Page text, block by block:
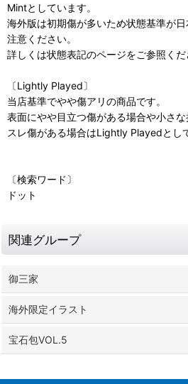
Mintとしています。
海外版は初期傷が多いため状態基準が
注意ください。
詳しくは状態表記のページをご参照くだ
〔Lightly Played〕
当店基準でやや傷アリの商品です。
表面にやや目立つ傷がある場合や小さ
スレ傷がある場合はLightly Playedとし
〔検索ワード〕
ドット
関連グループ
御三家
海外限定イラスト
宝石包VOL.5